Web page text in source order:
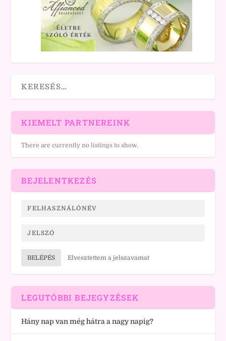
KIEMELT PARTNEREINK
There are currently no listings to show.
BEJELENTKEZÉS
BELÉPÉS Elvesztettem a jelszavamat
LEGUTÓBBI BEJEGYZÉSEK
Hány nap van még hátra a nagy napig?